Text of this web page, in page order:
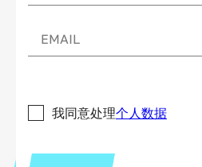
我同意处理个人数据